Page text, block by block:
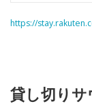
https://
貸し切りサ